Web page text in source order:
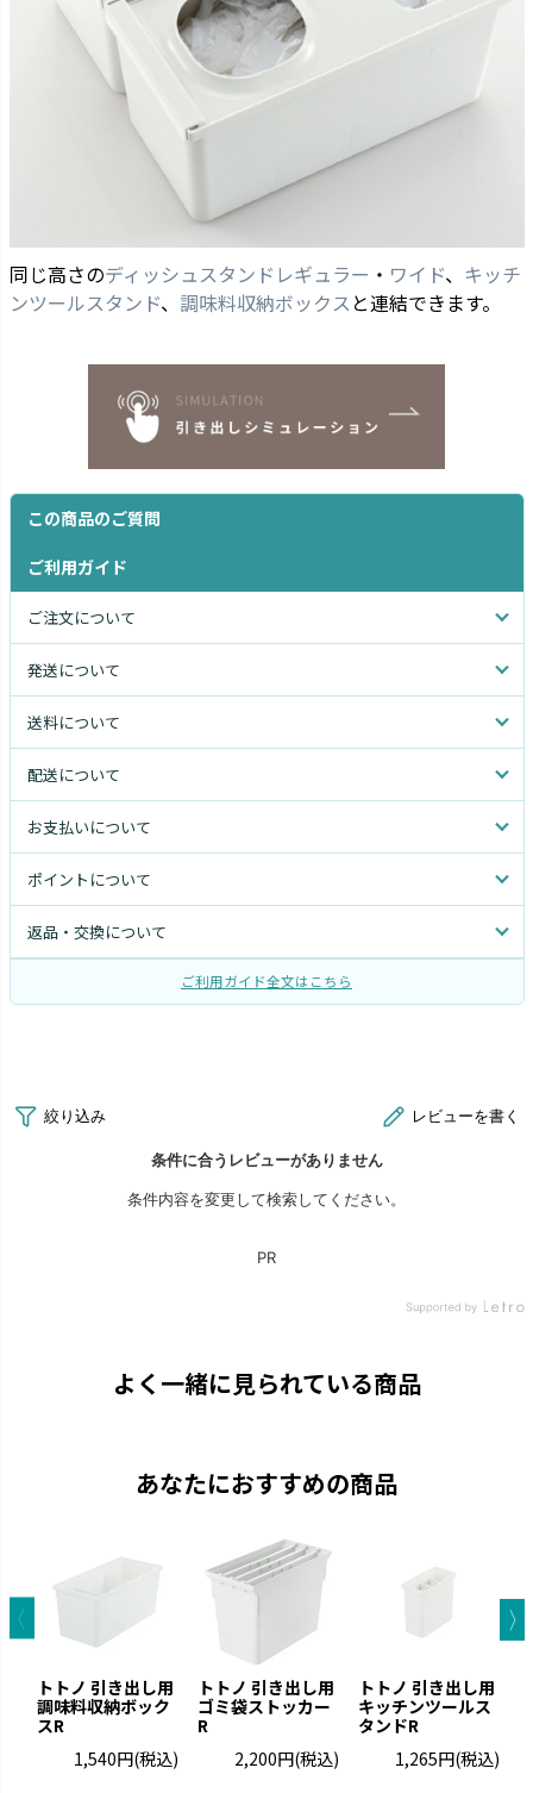
同じ高さのディッシュスタンドレギュラー ・ ワイド、 キッチ
ンツールスタンド、 調味料収納ボックス と連結できます。
この商品のご質問
ご利用ガイド
ご注文について
発送について
送料について
配送について
お支払いについて
ポイントについて
返品・交換について
ご利用ガイド全文はこちら
よく一緒に見られている商品
あなたにおすすめの商品
トトノ 引き出し用
調味料収納ボック
スR
1,540円(税込)
トトノ 引き出し用
ゴミ袋ストッカー
R
2,200円(税込)
トトノ 引き出し用
キッチンツールス
タンドR
1,265円(税込)